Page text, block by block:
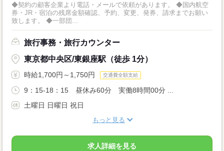
◆契約の顧客企業より電話・メールで依頼があります。 ◆国内航空
券・JR・宿泊の残席金額確認、予約、変更、発券、請求までお願い
致します。 ◆一部団...
旅行事務・旅行カウンター
東京都中央区/東銀座駅（徒歩 1分）
時給1,700円～1,750円 交通費全額支給
9：15-18：15 昼休み60分 実働8時間00分 ...
土曜日 日曜日 祝日
もっと見る
求人詳細を見る